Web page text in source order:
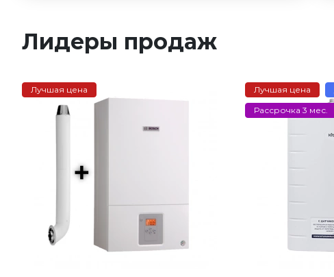
Лидеры продаж
Лучшая цена Лучшая цена
Рассрочка 3 мес.